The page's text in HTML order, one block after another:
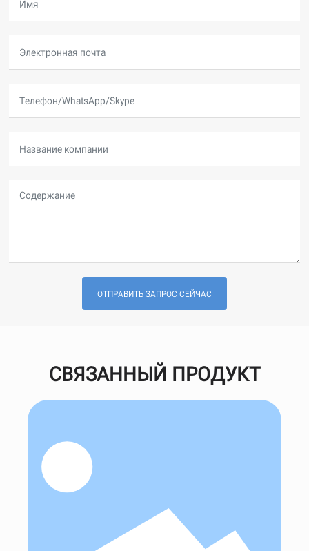
ОТПРАВИТЬ ЗАПРОС СЕЙЧАС
СВЯЗАННЫЙ ПРОДУКТ